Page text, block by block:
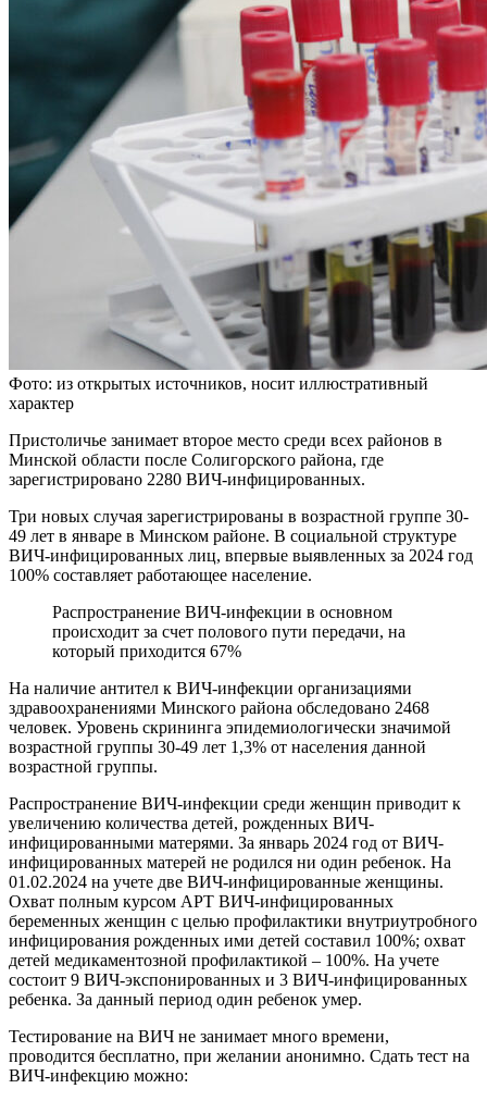
Фото: из открытых источников, носит иллюстративный
характер
Пристоличье занимает второе место среди всех районов в
Минской области после Солигорского района, где
зарегистрировано 2280 ВИЧ-инфицированных.
Три новых случая зарегистрированы в возрастной группе 30-
49 лет в январе в Минском районе. В социальной структуре
ВИЧ-инфицированных лиц, впервые выявленных за 2024 год
100% составляет работающее население.
Распространение ВИЧ-инфекции в основном
происходит за счет полового пути передачи, на
который приходится 67%
На наличие антител к ВИЧ-инфекции организациями
здравоохранениями Минского района обследовано 2468
человек. Уровень скрининга эпидемиологически значимой
возрастной группы 30-49 лет 1,3% от населения данной
возрастной группы.
Распространение ВИЧ-инфекции среди женщин приводит к
увеличению количества детей, рожденных ВИЧ-
инфицированными матерями. За январь 2024 год от ВИЧ-
инфицированных матерей не родился ни один ребенок. На
01.02.2024 на учете две ВИЧ-инфицированные женщины.
Охват полным курсом АРТ ВИЧ-инфицированных
беременных женщин с целью профилактики внутриутробного
инфицирования рожденных ими детей составил 100%; охват
детей медикаментозной профилактикой – 100%. На учете
состоит 9 ВИЧ-экспонированных и 3 ВИЧ-инфицированных
ребенка. За данный период один ребенок умер.
Тестирование на ВИЧ не занимает много времени,
проводится бесплатно, при желании анонимно. Сдать тест на
ВИЧ-инфекцию можно: